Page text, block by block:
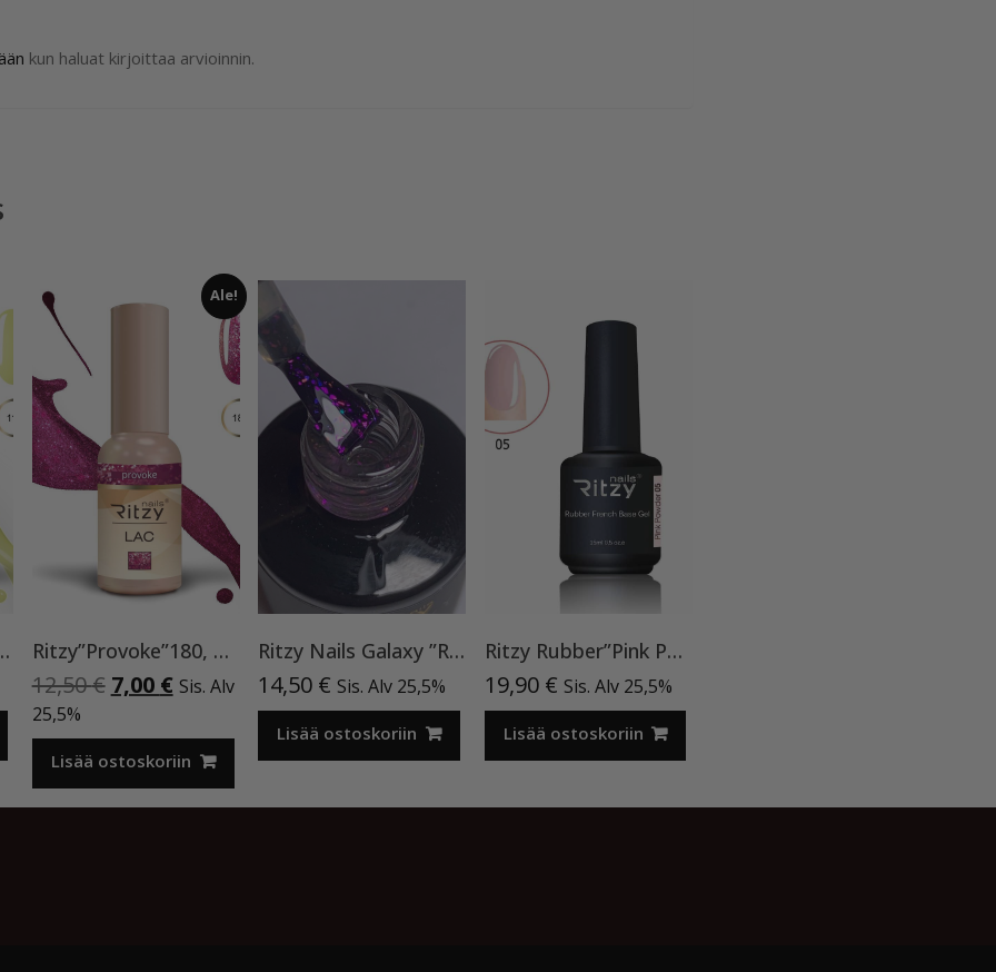
kun haluat kirjoittaa arvioinnin.
, 9ml TPO vapaa
Ale!
Ritzy”Provoke”180, geelilakka
12,50€ Alkuperäinen
oli:
12,50 €.
7,00 €Nykyinen
on:
7,00 €.
Sis. Alv
25,5%
Lisää ostoskoriin
Ritzy Nails Galaxy ”Rainbow” 8ml
14,50 € Sis. Alv 25,5%
Lisää ostoskoriin
Ritzy Rubber”Pink Powder”05, 15ml, aluslakka TPO vapaa
19,90 € Sis. Alv 25,5%
Lisää ostoskoriin